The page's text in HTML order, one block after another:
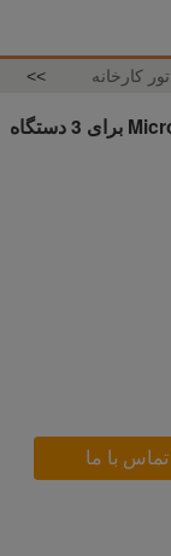
تور کارخانه >>
تماس با ما